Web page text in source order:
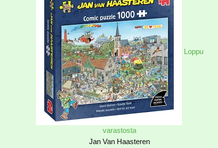
Loppu
varastosta
Jan Van Haasteren